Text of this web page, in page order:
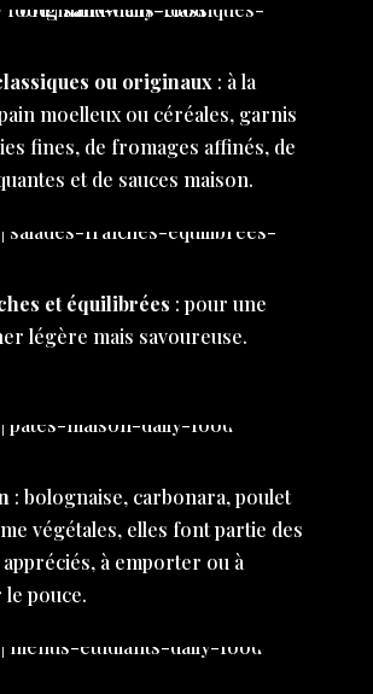
ou originaux: à la
moelleux ou céréales, garnis
fines, de fromages affinés, de
et de sauces maison.
et équilibrées : pour une
légère mais savoureuse.
: bolognaise, carbonara, poulet
végétales, elles font partie des
à emporter ou à
pouce.